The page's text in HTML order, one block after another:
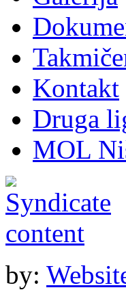
Kontakt
Druga
MOL
by: